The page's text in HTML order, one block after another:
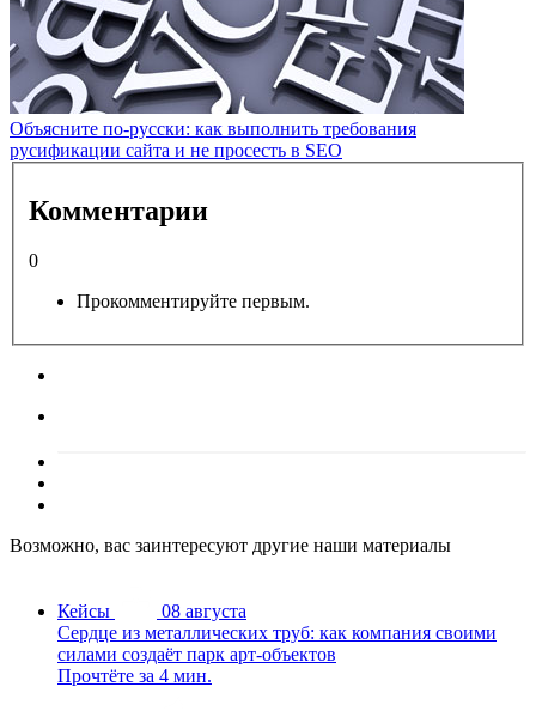
Объясните по-русски: как выполнить требования
русификации сайта и не просесть в SEO
Комментарии
0
Прокомментируйте первым.
Возможно, вас заинтересуют другие наши материалы
Кейсы
08 августа
Сердце из металлических труб: как компания своими
силами создаёт парк арт-объектов
Прочтёте за 4 мин.